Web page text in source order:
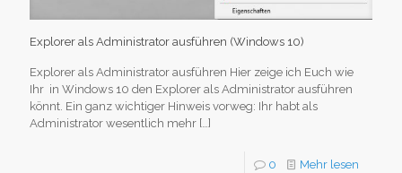
Explorer als Administrator ausführen (Windows 10)
Explorer als Administrator ausführen Hier zeige ich Euch wie
Ihr in Windows 10 den Explorer als Administrator ausführen
könnt. Ein ganz wichtiger Hinweis vorweg: Ihr habt als
Administrator wesentlich mehr […]
0 Mehr lesen